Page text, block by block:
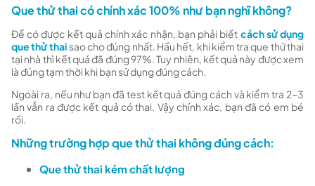
Que thử thai có chính xác 100% như bạn nghĩ không?
Để có được kết quả chính xác nhận, bạn phải biết cách sử dụng
que thử thaisao cho đúng nhất. Hầu hết, khi kiểm tra que thử thai
tại nhà thì kết quá đã đúng 97%. Tuy nhiên, kết quả này được xem
là đúng tạm thời khi bạn sử dụng đúng cách.
Ngoài ra, nếu như bạn đã test kết quả đúng cách và kiểm tra 2-3
lần vẫn ra được kết quả có thai. Vậy chính xác, bạn đã có em bé
rồi.
Những trường hợp que thử thai không đúng cách:
Que thử thai kém chất lượng